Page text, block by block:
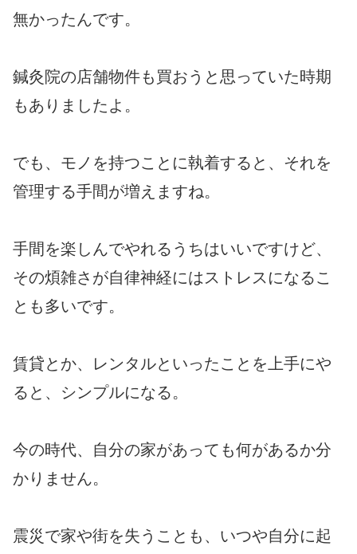
無かったんです。
鍼灸院の店舗物件も買おうと思っていた時期
もありましたよ。
でも、モノを持つことに執着すると、それを
管理する手間が増えますね。
手間を楽しんでやれるうちはいいですけど、
その煩雑さが自律神経にはストレスになるこ
とも多いです。
賃貸とか、レンタルといったことを上手にや
ると、シンプルになる。
今の時代、自分の家があっても何があるか分
かりません。
震災で家や街を失うことも、いつや自分に起